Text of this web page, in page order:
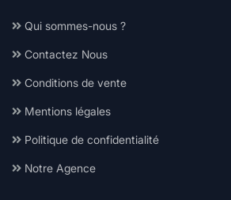
Qui sommes-nous ?
Contactez Nous
Conditions de vente
Mentions légales
Politique de confidentialité
Notre Agence